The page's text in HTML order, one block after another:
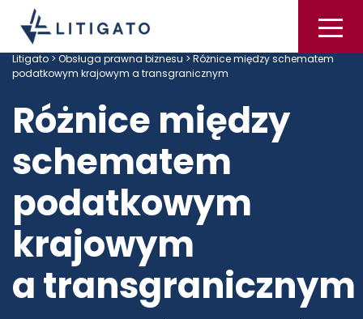
Litigato > Obsługa prawna biznesu > Różnice między schematem
podatkowym krajowym a transgranicznym
Różnice między
schematem
podatkowym
krajowym
a transgranicznym